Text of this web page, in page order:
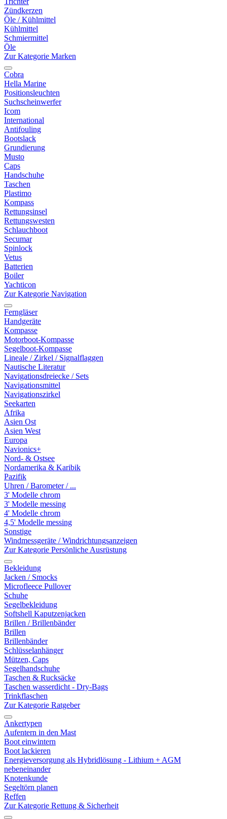
Zündkerzen
Öle / Kühlmittel
Kühlmittel
Schmiermittel
Öle
Zur Kategorie Marken
Cobra
Hella Marine
Positionsleuchten
Suchscheinwerfer
Icom
International
Antifouling
Bootslack
Grundierung
Musto
Caps
Handschuhe
Taschen
Plastimo
Kompass
Rettungsinsel
Rettungswesten
Schlauchboot
Secumar
Spinlock
Vetus
Batterien
Boiler
Yachticon
Zur Kategorie Navigation
Ferngläser
Handgeräte
Kompasse
Motorboot-Kompasse
Segelboot-Kompasse
Lineale / Zirkel / Signalflaggen
Nautische Literatur
Navigationsdreiecke / Sets
Navigationsmittel
Navigationszirkel
Seekarten
Afrika
Asien Ost
Asien West
Europa
Navionics+
Nord- & Ostsee
Nordamerika & Karibik
Pazifik
Uhren / Barometer / ...
3' Modelle chrom
3' Modelle messing
4' Modelle chrom
4,5' Modelle messing
Sonstige
Windmessgeräte / Windrichtungsanzeigen
Zur Kategorie Persönliche Ausrüstung
Bekleidung
Jacken / Smocks
Microfleece Pullover
Schuhe
Segelbekleidung
Softshell Kaputzenjacken
Brillen / Brillenbänder
Brillen
Brillenbänder
Schlüsselanhänger
Mützen, Caps
Segelhandschuhe
Taschen & Rucksäcke
Taschen wasserdicht - Dry-Bags
Trinkflaschen
Zur Kategorie Ratgeber
Ankertypen
Aufentern in den Mast
Boot einwintern
Boot lackieren
Energieversorgung als Hybridlösung - Lithium + AGM
nebeneinander
Knotenkunde
Segeltörn planen
Reffen
Zur Kategorie Rettung & Sicherheit